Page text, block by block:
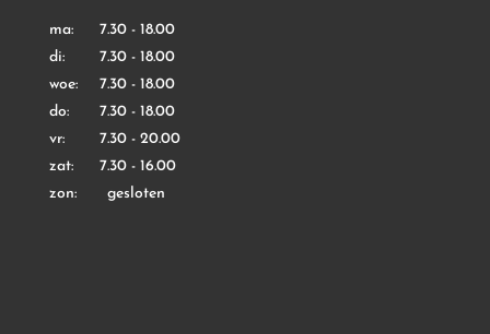
ma: 7.30 - 18.00
di: 7.30 - 18.00
woe: 7.30 - 18.00
do: 7.30 - 18.00
vr: 7.30 - 20.00
zat: 7.30 - 16.00
zon: gesloten